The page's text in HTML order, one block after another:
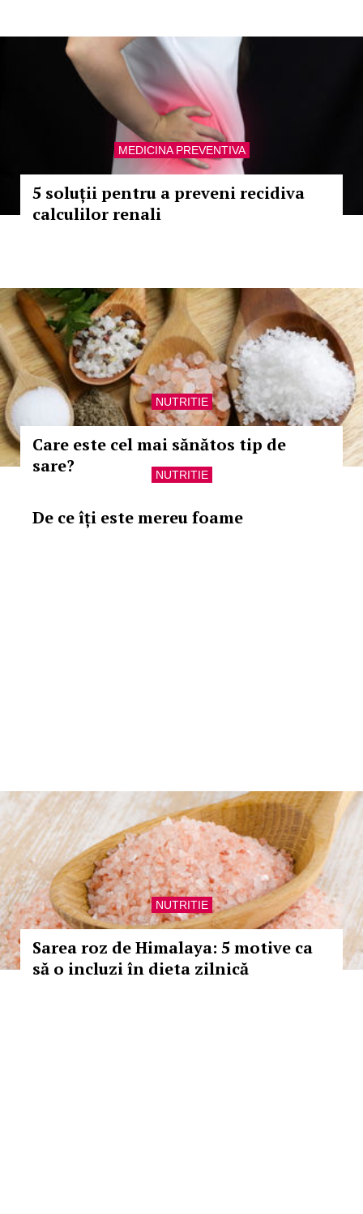
MEDICINA PREVENTIVA
5 soluții pentru a preveni recidiva
calculilor renali
NUTRITIE
Care este cel mai sănătos tip de
sare?
NUTRITIE
De ce îți este mereu foame
NUTRITIE
Sarea roz de Himalaya: 5 motive ca
să o incluzi în dieta zilnică